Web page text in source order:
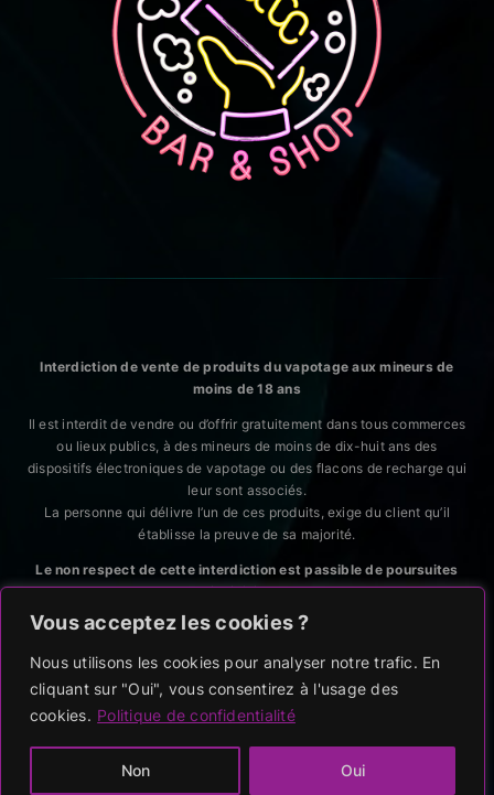
Vous acceptez les cookies ?
Nous utilisons les cookies pour analyser notre trafic. En
cliquant sur "Oui", vous consentirez à l'usage des
cookies. Politique de confidentialité
Non Oui
Interdiction de vente de produits du vapotage aux mineurs de
moins de 18 ans
Il est interdit de vendre ou d’offrir gratuitement dans tous commerces
ou lieux publics, à des mineurs de moins de dix-huit ans des
dispositifs électroniques de vapotage ou des flacons de recharge qui
leur sont associés.
La personne qui délivre l’un de ces produits, exige du client qu’il
établisse la preuve de sa majorité.
Le non respect de cette interdiction est passible de poursuites
judiciaires.
CODE DE LA SANTÉ PUBLIQUE, ART. L.3513-5 et R.3515-6
|MENTIONS LEGALES
2023-2024 ©POP AND VAPETous droits réservés